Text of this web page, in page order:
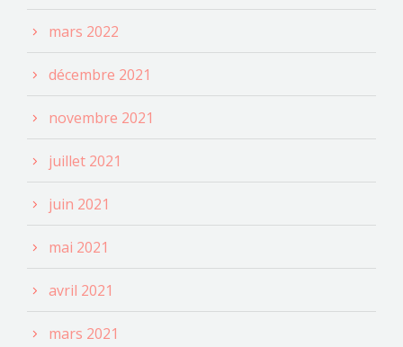
mars 2022
décembre 2021
novembre 2021
juillet 2021
juin 2021
mai 2021
avril 2021
mars 2021